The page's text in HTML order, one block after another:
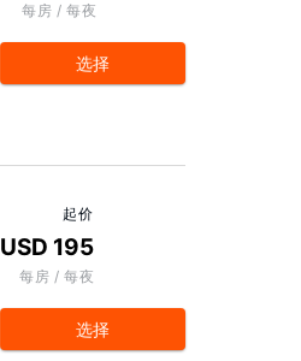
每房 / 每夜
选择
起价
USD 195
每房 / 每夜
选择